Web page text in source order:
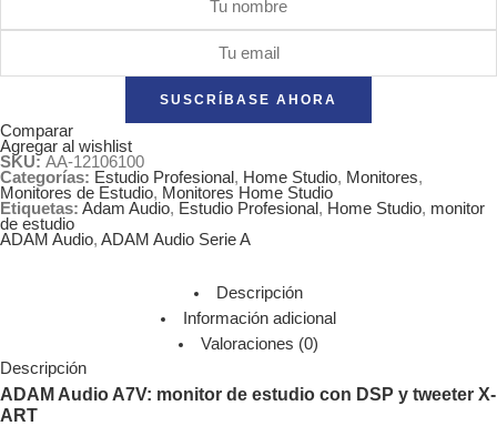
SUSCRÍBASE AHORA
Comparar
Agregar al wishlist
SKU: AA-12106100
Categorías: Estudio Profesional, Home Studio, Monitores,
Monitores de Estudio, Monitores Home Studio
Etiquetas: Adam Audio, Estudio Profesional, Home Studio, monitor
de estudio
ADAM Audio, ADAM Audio Serie A
Descripción
Información adicional
Valoraciones (0)
Descripción
ADAM Audio A7V: monitor de estudio con DSP y tweeter X-
ART